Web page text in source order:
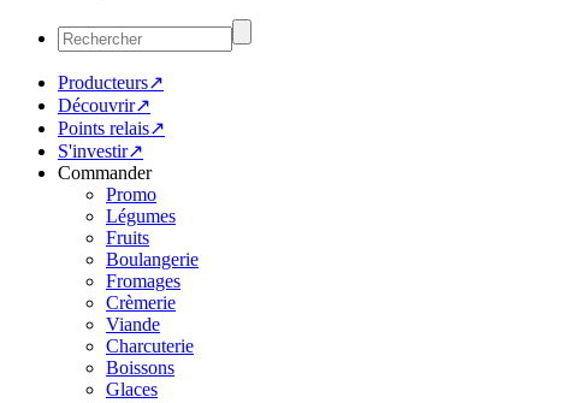
Producteurs↗
Découvrir↗
Points relais↗
S'investir↗
Commander
Promo
Légumes
Fruits
Boulangerie
Fromages
Crèmerie
Viande
Charcuterie
Boissons
Glaces